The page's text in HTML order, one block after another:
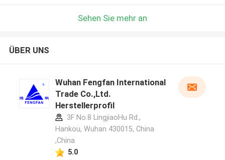
Sehen Sie mehr an
ÜBER UNS
Wuhan Fengfan International
Trade Co.,Ltd.
Herstellerprofil
3F No.8 LingjiaoHu Rd.,
Hankou, Wuhan 430015, China
,China
5.0